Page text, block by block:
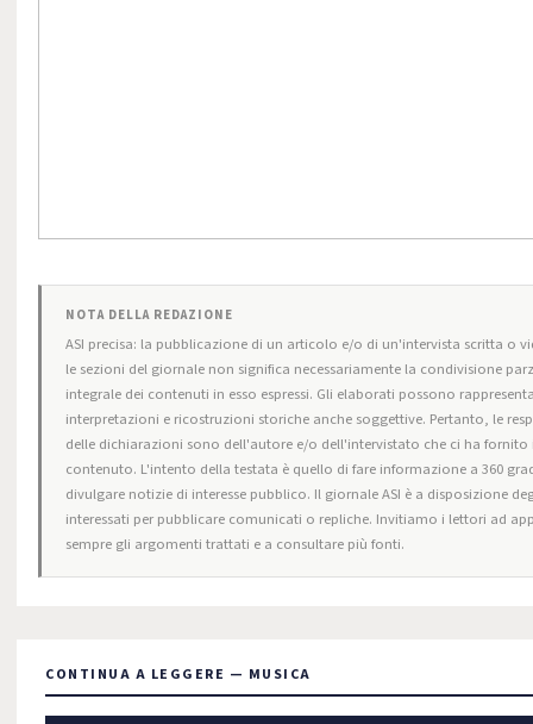
NOTA DELLA REDAZIONE
ASI precisa: la pubblicazione di un articolo e/o di un'intervista scritta o
le sezioni del giornale non significa necessariamente la condivisione
integrale dei contenuti in esso espressi. Gli elaborati possono
interpretazioni e ricostruzioni storiche anche soggettive. Pertanto, le
delle dichiarazioni sono dell'autore e/o dell'intervistato che ci ha fornito
contenuto. L'intento della testata è quello di fare informazione a 360
divulgare notizie di interesse pubblico. Il giornale ASI è a disposizione
interessati per pubblicare comunicati o repliche. Invitiamo i lettori ad
sempre gli argomenti trattati e a consultare più fonti.
CONTINUA A LEGGERE — MUSICA